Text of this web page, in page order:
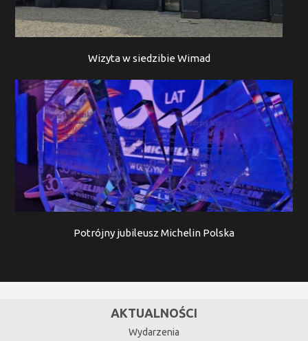
Wizyta w siedzibie Wimad
Potrójny jubileusz Michelin Polska
AKTUALNOŚCI
Wydarzenia